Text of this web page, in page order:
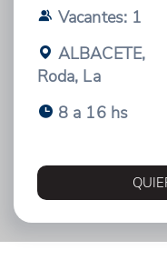
Vacantes: 1
ALBACETE,
Roda, La
8 a 16 hs